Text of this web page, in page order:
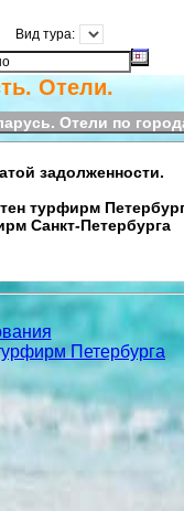
Вид тура:
Отели.
Отели по
задолженности.
турфирм
Санкт-Петербурга